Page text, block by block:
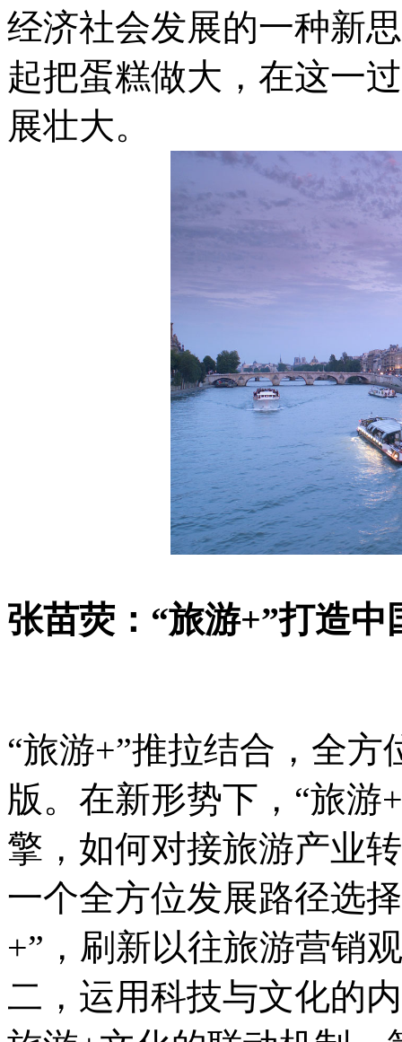
经济社会发展的一种新
起把蛋糕做大，在这一
展壮大。
张苗荧：“旅游+”打造中
“旅游+”推拉结合，全
版。在新形势下，“旅游
擎，如何对接旅游产业
一个全方位发展路径选
+”，刷新以往旅游营销
二，运用科技与文化的